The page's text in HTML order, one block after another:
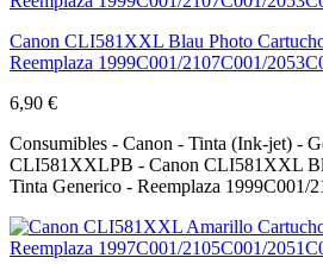
Canon CLI581XXL Blau Photo
Reemplaza 1999C001/2107C001/
6,90 €
Consumibles - Canon - Tinta (Ink-jet) -
CLI581XXLPB - Canon CLI581XXL
Tinta Generico - Reemplaza 1999C001/